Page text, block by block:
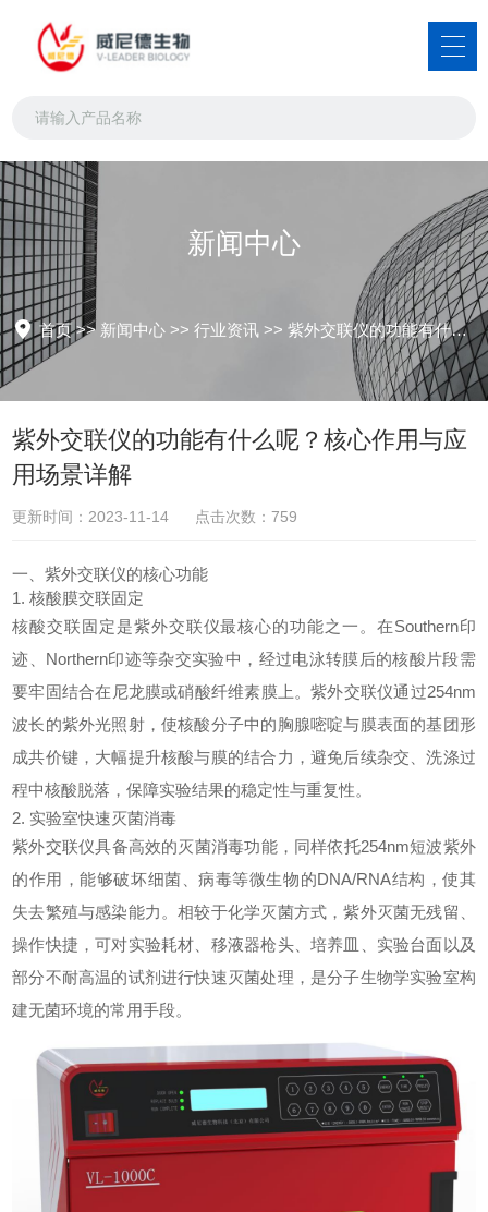
新闻中心
首页>> 新闻中心 >>行业资讯 >>紫外交联仪的功能有什么呢？核心作用与应用场景详解
紫外交联仪的功能有什么呢？核心作用与应
用场景详解
更新时间：2023-11-14 点击次数：759
一、紫外交联仪的核心功能
1. 核酸膜交联固定
核酸交联固定是紫外交联仪最核心的功能之一。在Southern印
迹、Northern印迹等杂交实验中，经过电泳转膜后的核酸片段需
要牢固结合在尼龙膜或硝酸纤维素膜上。紫外交联仪通过254nm
波长的紫外光照射，使核酸分子中的胸腺嘧啶与膜表面的基团形
成共价键，大幅提升核酸与膜的结合力，避免后续杂交、洗涤过
程中核酸脱落，保障实验结果的稳定性与重复性。
2. 实验室快速灭菌消毒
紫外交联仪具备高效的灭菌消毒功能，同样依托254nm短波紫外
的作用，能够破坏细菌、病毒等微生物的DNA/RNA结构，使其
失去繁殖与感染能力。相较于化学灭菌方式，紫外灭菌无残留、
操作快捷，可对实验耗材、移液器枪头、培养皿、实验台面以及
部分不耐高温的试剂进行快速灭菌处理，是分子生物学实验室构
建无菌环境的常用手段。